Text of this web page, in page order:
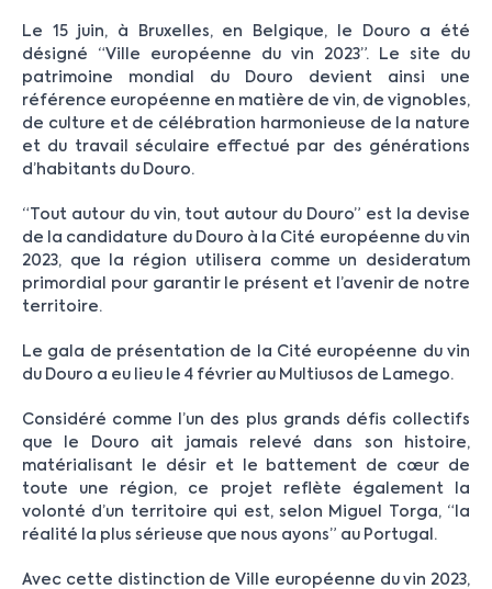
Le 15 juin, à Bruxelles, en Belgique, le Douro a été
désigné “Ville européenne du vin 2023”. Le site du
patrimoine mondial du Douro devient ainsi une
référence européenne en matière de vin, de vignobles,
de culture et de célébration harmonieuse de la nature
et du travail séculaire effectué par des générations
d’habitants du Douro.
“Tout autour du vin, tout autour du Douro” est la devise
de la candidature du Douro à la Cité européenne du vin
2023, que la région utilisera comme un desideratum
primordial pour garantir le présent et l’avenir de notre
territoire.
Le gala de présentation de la Cité européenne du vin
du Douro a eu lieu le 4 février au Multiusos de Lamego.
Considéré comme l’un des plus grands défis collectifs
que le Douro ait jamais relevé dans son histoire,
matérialisant le désir et le battement de cœur de
toute une région, ce projet reflète également la
volonté d’un territoire qui est, selon Miguel Torga, “la
réalité la plus sérieuse que nous ayons” au Portugal.
Avec cette distinction de Ville européenne du vin 2023,